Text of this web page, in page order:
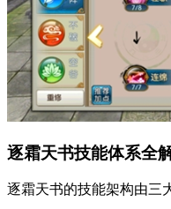
逐霜天书技能体系全
逐霜天书的技能架构由三